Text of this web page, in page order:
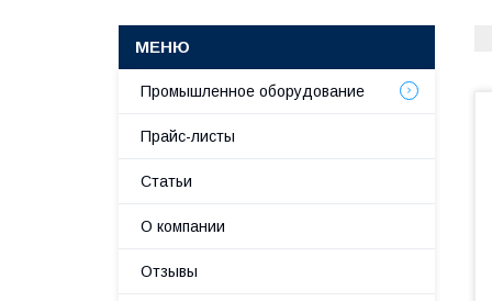
Промышленное оборудование
Прайс-листы
Статьи
О компании
Отзывы